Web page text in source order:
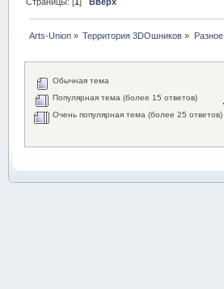
Arts-Union » Территория 3DOшников » Разное
Обычная тема
Популярная тема (более 15 ответов)
Очень популярная тема (более 25 ответов)